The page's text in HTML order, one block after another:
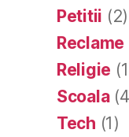
Petitii (2)
Reclame
Religie
Scoala
Tech (1)